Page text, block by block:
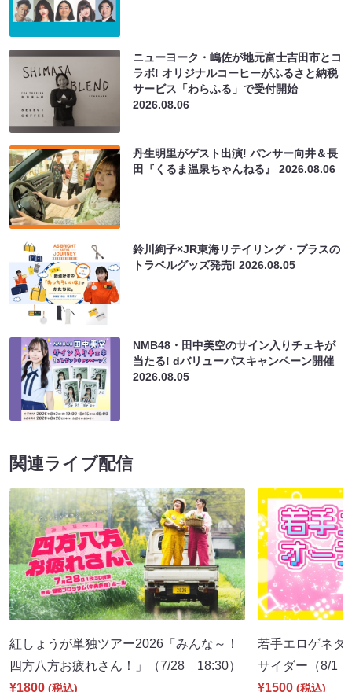
ニューヨーク・嶋佐が地元富士吉田市とコ
ラボ! オリジナルコーヒーがふるさと納税
サービス「わらふる」で受付開始
2026.08.06
丹生明里がゲスト出演! パンサー向井＆長
田『くるま温泉ちゃんねる』2026.08.06
鈴川絢子×JR東海リテイリング・プラスの
トラベルグッズ発売!2026.08.05
NMB48・田中美空のサイン入りチェキが
当たる! dバリューパスキャンペーン開催
2026.08.05
関連ライブ配信
紅しょうが単独ツアー2026「みんな～！
四方八方お疲れさん！」（7/28 18:30）
¥1800 (税込)
若手エロゲネタ
サイダー（8/1
¥1500 (税込)